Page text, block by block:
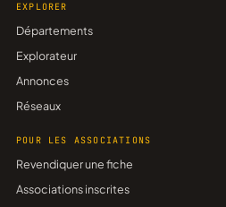
EXPLORER
Départements
Explorateur
Annonces
Réseaux
POUR LES ASSOCIATIONS
Revendiquer une fiche
Associations inscrites